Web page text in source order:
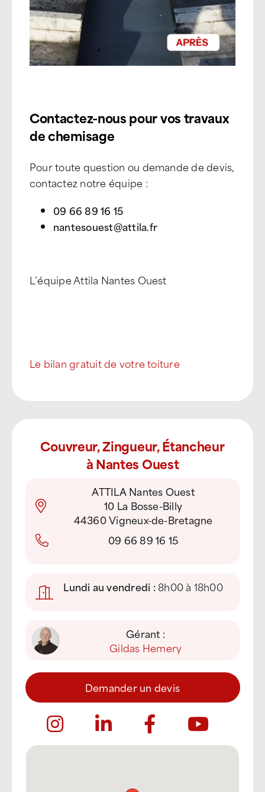
Contactez-nous pour vos travaux
de chemisage
Pour toute question ou demande de devis,
contactez notre équipe :
09 66 89 16 15
nantesouest@attila.fr
L’équipe Attila Nantes Ouest
Le bilan gratuit de votre toiture
Couvreur, Zingueur, Étancheur
à Nantes Ouest
ATTILA Nantes Ouest
10 La Bosse-Billy
44360 Vigneux-de-Bretagne
09 66 89 16 15
Lundi au vendredi :8h00 à 18h00
Gérant :
Gildas Hemery
Demander un devis